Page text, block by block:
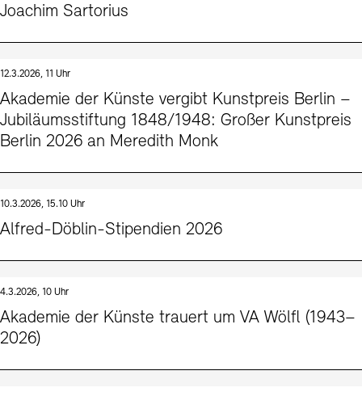
Joachim Sartorius
12.3.2026, 11 Uhr
Akademie der Künste vergibt Kunstpreis Berlin –
Jubiläumsstiftung 1848/1948: Großer Kunstpreis
Berlin 2026 an Meredith Monk
10.3.2026, 15.10 Uhr
Alfred-Döblin-Stipendien 2026
4.3.2026, 10 Uhr
Akademie der Künste trauert um VA Wölfl (1943–
2026)